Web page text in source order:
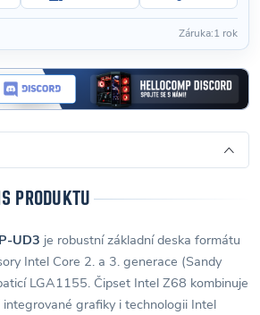
Záruka:1 rok
PRODUKTU
UD3 je robustní základní deska formátu
Intel Core 2. a 3. generace (Sandy
LGA1155. Čipset Intel Z68 kombinuje
grafiky i technologii Intel